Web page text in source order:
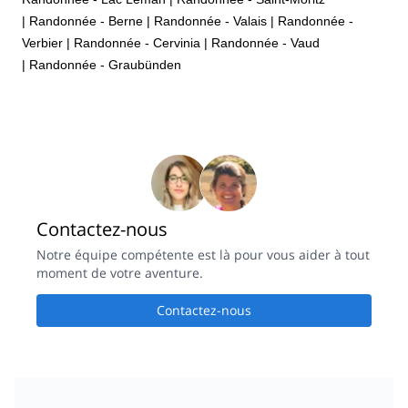
| Randonnée - Berne | Randonnée - Valais | Randonnée -
Verbier | Randonnée - Cervinia | Randonnée - Vaud
| Randonnée - Graubünden
Contactez-nous
Notre équipe compétente est là pour vous aider à tout
moment de votre aventure.
Contactez-nous